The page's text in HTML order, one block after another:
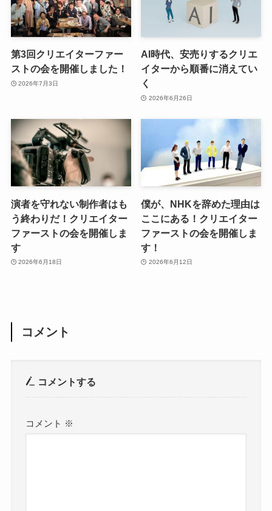
第3回クリエイターファー
ストの会を開催しました！
2026年7月3日
AI時代、安売りするクリエ
イターから順番に消えてい
く
2026年6月26日
演者を守れない制作者はも
う終わりだ！クリエイター
ファーストの会を開催しま
す
2026年6月18日
僕が、NHKを辞めた理由は
ここにある！クリエイター
ファーストの会を開催しま
す！
2026年6月12日
コメント
コメントする
コメント ※